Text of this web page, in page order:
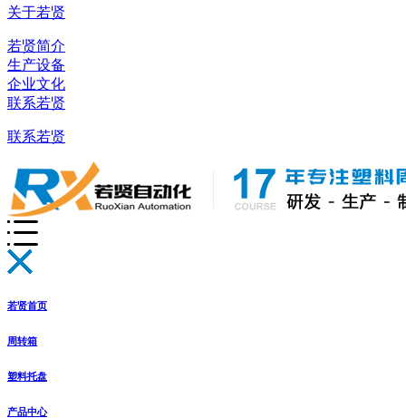
关于若贤
若贤简介
生产设备
企业文化
联系若贤
联系若贤
若贤首页
周转箱
塑料托盘
产品中心